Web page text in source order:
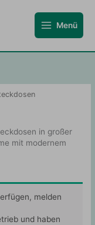
Menü
in großer
mit modernem
melden
und haben